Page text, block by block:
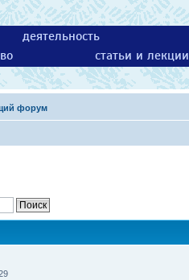
деятельность
статьи и лекции
форум